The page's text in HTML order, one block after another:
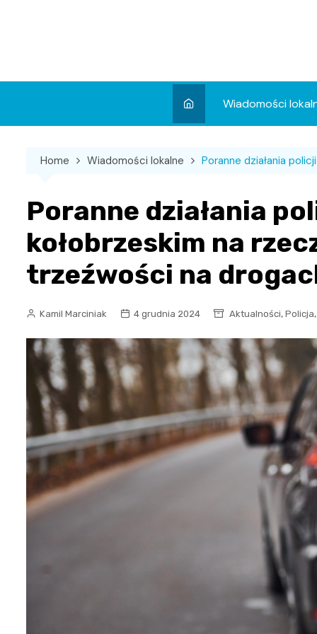
Wiadomości
Wydarzenia
Sport
Home Wiadomości lokalne Poranne działania
Poranne działania
kołobrzeskim na
trzeźwości na
Kamil Marciniak 4 grudnia 2024 Aktualności, Policja,